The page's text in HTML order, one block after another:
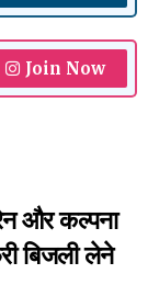
Join Now
और कल्पना
बिजली लेने